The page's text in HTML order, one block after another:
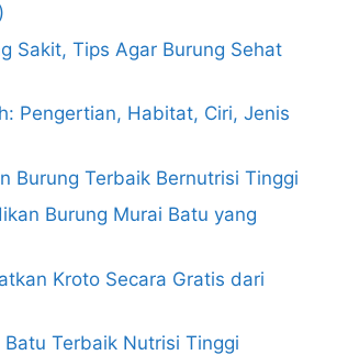
Sakit, Tips Agar Burung Sehat
Pengertian, Habitat, Ciri, Jenis
Burung Terbaik Bernutrisi Tinggi
Burung Murai Batu yang
Kroto Secara Gratis dari
Batu Terbaik Nutrisi Tinggi